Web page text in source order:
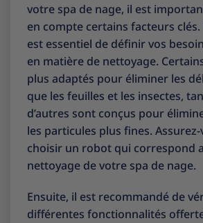
votre spa de nage, il est
en compte certains facteurs clés.
est essentiel de définir vos
en matière de nettoyage.
plus adaptés pour éliminer les
que les feuilles et les insectes,
d’autres sont conçus pour
les particules plus fines.
choisir un robot qui correspond
nettoyage de votre spa de nage.
Ensuite, il est recommandé de
différentes fonctionnalités